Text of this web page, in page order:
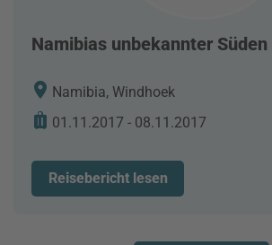
Namibias unbekannter Süden
Namibia, Windhoek
01.11.2017 - 08.11.2017
Reisebericht lesen